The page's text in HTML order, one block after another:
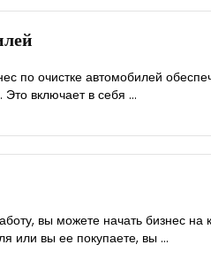
по очистке автомобилей
включает в себя ...
вы можете начать бизнес на
или вы ее покупаете, вы ...